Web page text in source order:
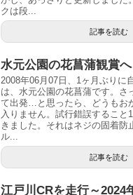
クは段...
記事を読む
水元公園の花菖蒲観賞へ
2008年06月07日、1ヶ月ぶりに
は、水元公園の花菖蒲です。さ
て出発…と思ったら、どうもお
入りません。試行錯誤すること
きました。それはネジの固着防
ル...
記事を読む
江戸川CRを走行～2024